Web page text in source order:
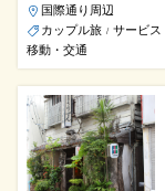
国際通り周辺
カップル旅 / サービス
移動・交通